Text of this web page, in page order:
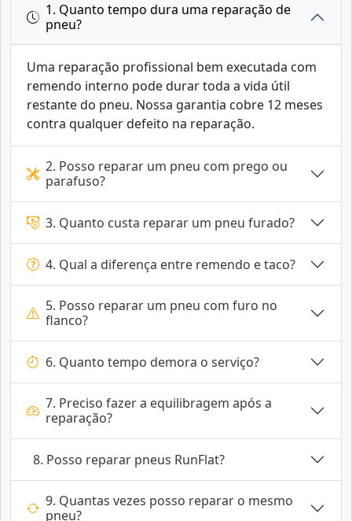
1. Quanto tempo dura uma reparação de
pneu?
Uma reparação profissional bem executada com
remendo interno pode durar toda a vida útil
restante do pneu. Nossa garantia cobre 12 meses
contra qualquer defeito na reparação.
2. Posso reparar um pneu com prego ou
parafuso?
3. Quanto custa reparar um pneu furado?
4. Qual a diferença entre remendo e taco?
5. Posso reparar um pneu com furo no
flanco?
6. Quanto tempo demora o serviço?
7. Preciso fazer a equilibragem após a
reparação?
8. Posso reparar pneus RunFlat?
9. Quantas vezes posso reparar o mesmo
pneu?